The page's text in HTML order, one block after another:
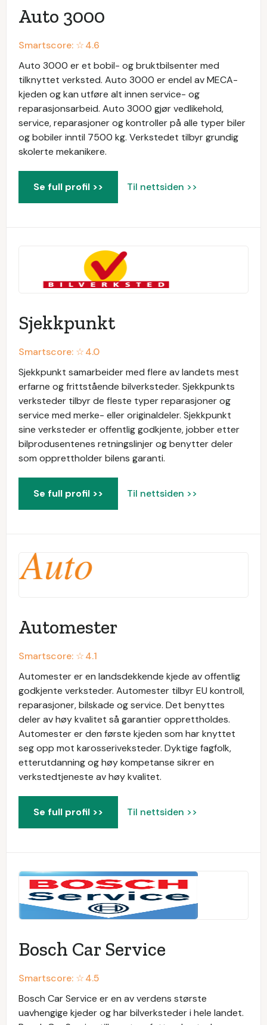
Auto 3000
Smartscore: ☆4.6
Auto 3000 er et bobil- og bruktbilsenter med
tilknyttet verksted. Auto 3000 er endel av MECA-
kjeden og kan utføre alt innen service- og
reparasjonsarbeid. Auto 3000 gjør vedlikehold,
service, reparasjoner og kontroller på alle typer biler
og bobiler inntil 7500 kg. Verkstedet tilbyr grundig
skolerte mekanikere.
Se full profil >> Til nettsiden >>
Sjekkpunkt
Smartscore: ☆4.0
Sjekkpunkt samarbeider med flere av landets mest
erfarne og frittstående bilverksteder. Sjekkpunkts
verksteder tilbyr de fleste typer reparasjoner og
service med merke- eller originaldeler. Sjekkpunkt
sine verksteder er offentlig godkjente, jobber etter
bilprodusentenes retningslinjer og benytter deler
som opprettholder bilens garanti.
Se full profil >> Til nettsiden >>
Automester
Smartscore: ☆4.1
Automester er en landsdekkende kjede av offentlig
godkjente verksteder. Automester tilbyr EU kontroll,
reparasjoner, bilskade og service. Det benyttes
deler av høy kvalitet så garantier opprettholdes.
Automester er den første kjeden som har knyttet
seg opp mot karosseriveksteder. Dyktige fagfolk,
etterutdanning og høy kompetanse sikrer en
verkstedtjeneste av høy kvalitet.
Se full profil >> Til nettsiden >>
Bosch Car Service
Smartscore: ☆4.5
Bosch Car Service er en av verdens største
uavhengige kjeder og har bilverksteder i hele landet.